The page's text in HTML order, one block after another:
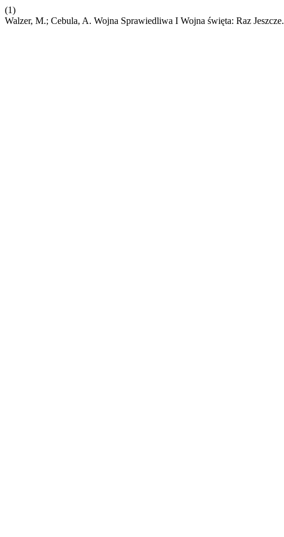
(1)
Walzer, M.; Cebula, A. Wojna Sprawiedliwa I Wojna święta: Raz Jeszcze.